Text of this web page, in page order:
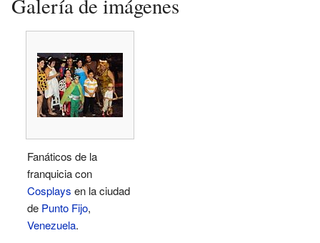
Galería de imágenes
Fanáticos de la
franquicia con
Cosplays en la ciudad
de Punto Fijo,
Venezuela.